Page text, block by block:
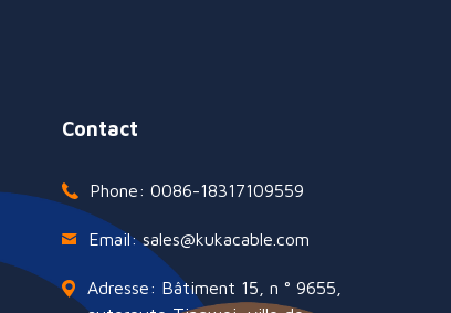
Contact
Phone: 0086-18317109559
Email: sales@kukacable.com
Adresse: Bâtiment 15, n ° 9655,